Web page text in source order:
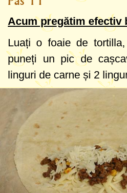
Acum pregătim efectiv
Luați o foaie de
puneți un pic de
linguri de carne și 2